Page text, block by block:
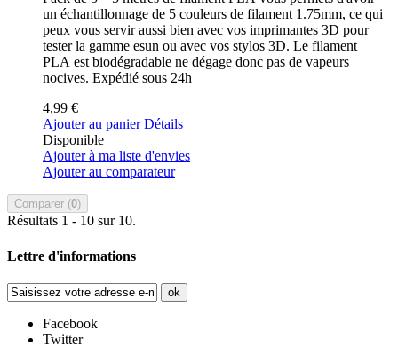
un échantillonnage de 5 couleurs de filament 1.75mm, ce qui
peux vous servir aussi bien avec vos imprimantes 3D pour
tester la gamme esun ou avec vos stylos 3D. Le filament
PLA est biodégradable ne dégage donc pas de vapeurs
nocives. Expédié sous 24h
4,99 €
Ajouter au panier Détails
Disponible
Ajouter à ma liste d'envies
Ajouter au comparateur
Comparer (0)
Résultats 1 - 10 sur 10.
Lettre d'informations
ok
Facebook
Twitter